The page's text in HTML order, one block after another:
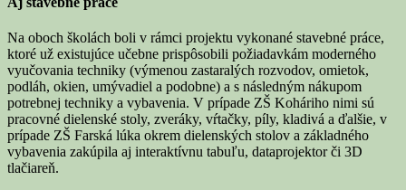
Na oboch školách boli v rámci projektu vykonané stavebné práce,
ktoré už existujúce učebne prispôsobili požiadavkám moderného
vyučovania techniky (výmenou zastaralých rozvodov, omietok,
podláh, okien, umývadiel a podobne) a s následným nákupom
potrebnej techniky a vybavenia. V prípade ZŠ Koháriho nimi sú
pracovné dielenské stoly, zveráky, vŕtačky, píly, kladivá a ďalšie, v
prípade ZŠ Farská lúka okrem dielenských stolov a základného
vybavenia zakúpila aj interaktívnu tabuľu, dataprojektor či 3D
tlačiareň.